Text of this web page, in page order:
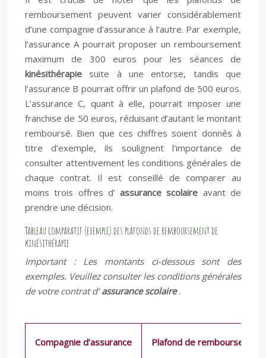
remboursement peuvent varier considérablement
d’une compagnie d’assurance à l’autre. Par exemple,
l’assurance A pourrait proposer un remboursement
maximum de 300 euros pour les séances de
kinésithérapie suite à une entorse, tandis que
l’assurance B pourrait offrir un plafond de 500 euros.
L’assurance C, quant à elle, pourrait imposer une
franchise de 50 euros, réduisant d’autant le montant
remboursé. Bien que ces chiffres soient donnés à
titre d’exemple, ils soulignent l’importance de
consulter attentivement les conditions générales de
chaque contrat. Il est conseillé de comparer au
moins trois offres d’assurance scolaire avant de
prendre une décision.
Tableau comparatif (exemple) des plafonds de remboursement de
kinésithérapie
Important : Les montants ci-dessous sont des
exemples. Veuillez consulter les conditions générales
de votre contrat d’assurance scolaire.
Compagnie d’assurance Plafond de